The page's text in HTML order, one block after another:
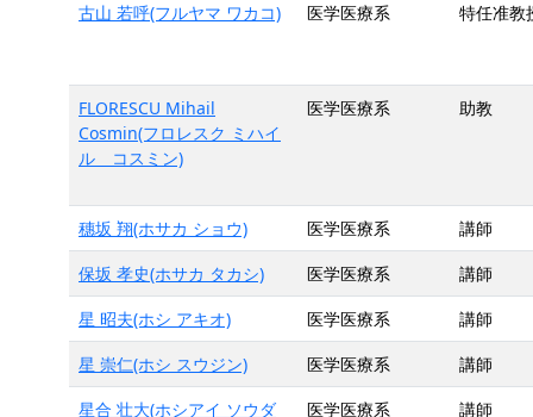
古山 若呼(フルヤマ ワカコ)
医学医療系 特任准教
FLORESCU Mihail
Cosmin(フロレスク ミハイ
ル コスミン)
医学医療系 助教
穗坂 翔(ホサカ ショウ) 医学医療系
講師
保坂 孝史(ホサカ タカシ)
医学医療系
講師
星 昭夫(ホシ アキオ)
医学医療系
講師
星 崇仁(ホシ スウジン)
医学医療系
講師
星合 壮大(ホシアイ ソウダ
医学医療系 講師